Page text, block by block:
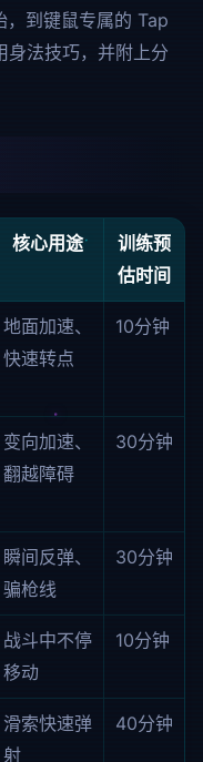
，到键鼠专属的 Tap
法技巧，并附上分
核心用途
训练预
估时间
地面加速、
快速转点
10分钟
变向加速、
翻越障碍
30分钟
瞬间反弹、
骗枪线
30分钟
战斗中不停
移动
10分钟
滑索快速弹
射
40分钟